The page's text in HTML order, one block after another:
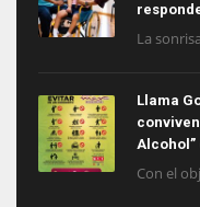
La
Llama
Alcohol”
Con el